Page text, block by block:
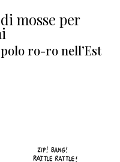
mosse per
ro-ro nell’Est